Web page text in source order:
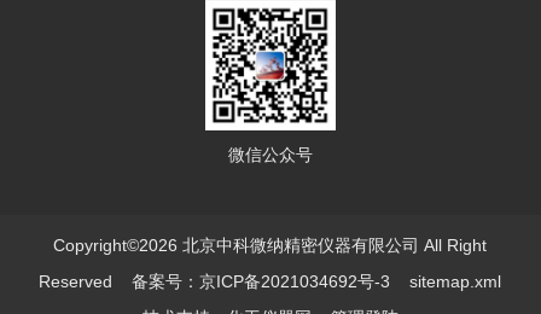
微信公众号
Copyright©2026 北京中科微纳精密仪器有限公司 All Right
Reserved备案号：京ICP备2021034692号-3
sitemap.xml